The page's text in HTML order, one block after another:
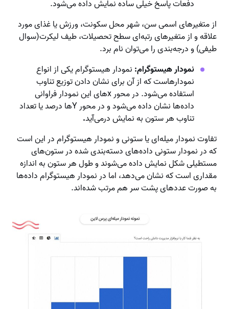
دفعات پاسخ خیلی ساده نمایش داده می‌شود.
از متغیرهای اسمی سن، شهر محل سکونت، ورزش یا غذای مورد
علاقه و از متغیرهای رتبه‌ای سطح تحصیلات، طیف لیکرت(سوال
طیفی) و درجه‌بندی را می‌توان نام برد.
نمودار هیستوگرام: نمودار هیستوگرام یکی از انواع
نمودارهاست که از آن برای نشان دادن توزیع تناوب
استفاده می‌شود. در محور xهای این نمودار فراوانی
داده‌ها نشان داده می‌شود و در محور Yها درصد یا تعداد
تناوب هر ستون به نمایش درمی‌آید.
تفاوت نمودار میله‌ای یا ستونی و نمودار هیستوگرام در این است
که در نمودار ستونی داده‌های دسته‌بندی شده در ستون‌های
مستطیلی شکل نمایش داده می‌شوند و طول هر ستون به اندازه
مقداری است که نشان می‌دهد، اما در نمودار هیستوگرام داده‌ها
به صورت عددهای پشت سر هم مرتب شده‌اند.